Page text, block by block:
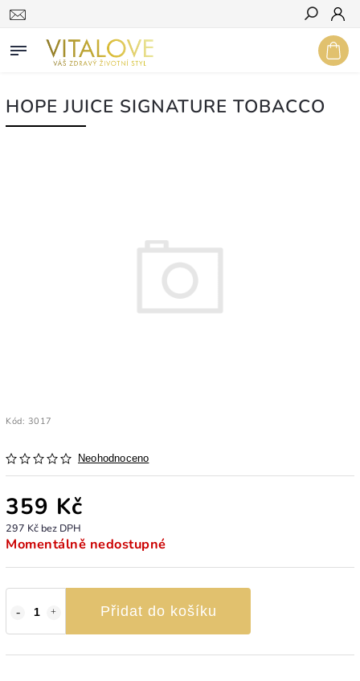
Hledat
HOPE JUICE SIGNATURE TOBACCO
Kód: 3017
Neohodnoceno
359 Kč
297 Kč bez DPH
Momentálně nedostupné
Přidat do košíku